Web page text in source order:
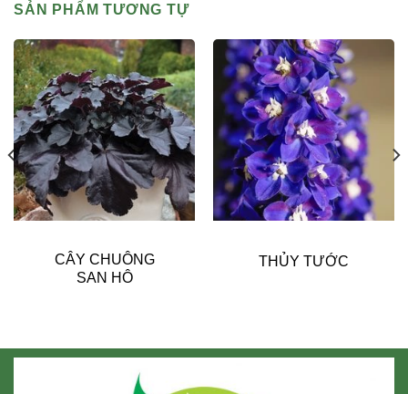
SẢN PHẨM TƯƠNG TỰ
CÂY CHUÔNG
SAN HÔ
THỦY TƯỚC